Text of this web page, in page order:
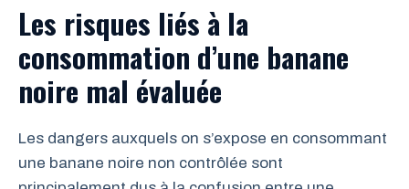
Les risques liés à la
consommation d’une banane
noire mal évaluée
Les dangers auxquels on s’expose en consommant
une banane noire non contrôlée sont